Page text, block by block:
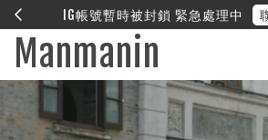
❤︎ 全館滿兩萬享免運
Manmanin